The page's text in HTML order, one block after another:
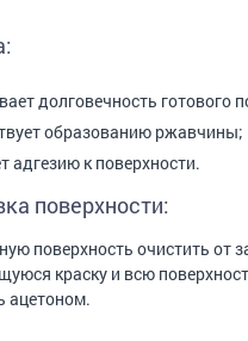
долговечность готового
образованию ржавчины;
адгезию к поверхности.
поверхности:
поверхность очистить от
краску и всю
ацетоном.